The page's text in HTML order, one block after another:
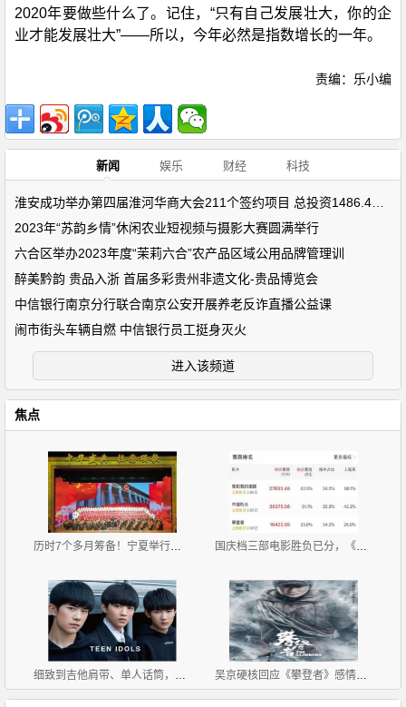
2020年要做些什么了。记住，“只有自己发展壮大，你的企
业才能发展壮大”——所以，今年必然是指数增长的一年。
责编：乐小编
新闻 娱乐 财经 科技
2023年“苏韵乡情”休闲农业短视频与摄影大赛圆满举行
六合区举办2023年度“茉莉六合”农产品区域公用品牌管理训
醉美黔韵 贵品入浙 首届多彩贵州非遗文化-贵品博览会
中信银行南京分行联合南京公安开展养老反诈直播公益课
闹市街头车辆自燃 中信银行员工挺身灭火
进入该频道
焦点
历时7个多月筹备！宁夏举行庆祝中华人民共和国成立70 国庆档三部电影胜负已分，《攀登者》垫底，出品方市值
细致到吉他肩带、单人话筒，TFBOYS三小只舞台用的东西 吴京硬核回应《攀登者》感情戏质疑，他高情商调侃获好